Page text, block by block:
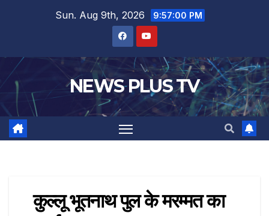
Sun. Aug 9th, 2026 9:57:01 PM
NEWS PLUS TV
कुल्लू भूतनाथ पुल के मरम्मत का